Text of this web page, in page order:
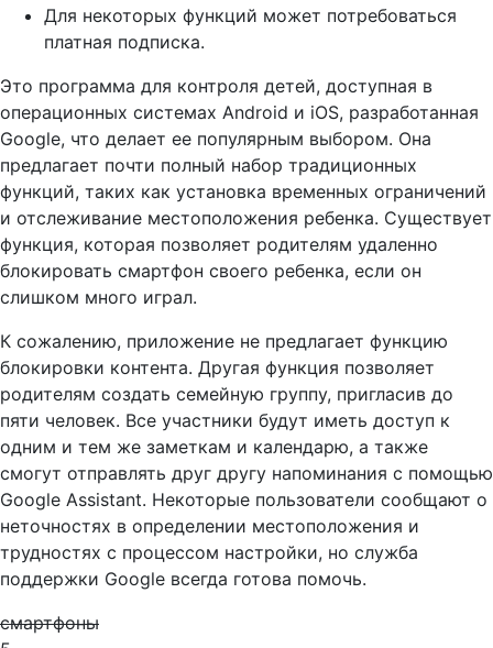
Для некоторых функций может потребоваться
платная подписка.
Это программа для контроля детей, доступная в
операционных системах Android и iOS, разработанная
Google, что делает ее популярным выбором. Она
предлагает почти полный набор традиционных
функций, таких как установка временных ограничений
и отслеживание местоположения ребенка. Существует
функция, которая позволяет родителям удаленно
блокировать смартфон своего ребенка, если он
слишком много играл.
К сожалению, приложение не предлагает функцию
блокировки контента. Другая функция позволяет
родителям создать семейную группу, пригласив до
пяти человек. Все участники будут иметь доступ к
одним и тем же заметкам и календарю, а также
смогут отправлять друг другу напоминания с помощью
Google Assistant. Некоторые пользователи сообщают о
неточностях в определении местоположения и
трудностях с процессом настройки, но служба
поддержки Google всегда готова помочь.
смартфоны